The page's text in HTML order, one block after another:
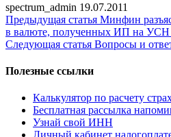
spectrum_admin 19.07.2011
Предыдущая статья Минфин
в валюте, полученных ИП на УСН
Следующая статья Вопросы и
Полезные ссылки
Калькулятор по расчету
Бесплатная рассылка
Узнай свой ИНН